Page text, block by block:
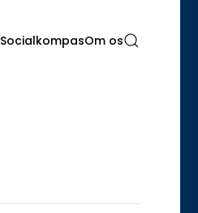
SocialkompasOm os